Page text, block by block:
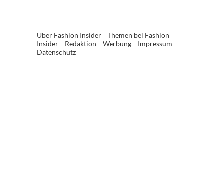
Über Fashion Insider
Themen bei Fashion
Insider
Redaktion Werbung
Impressum
Datenschutz